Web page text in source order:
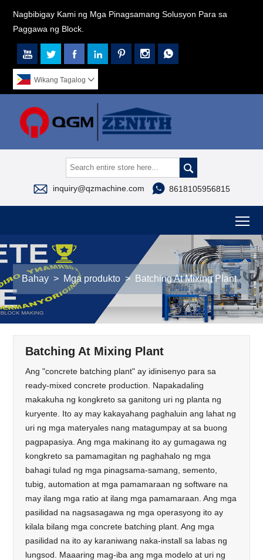
Nagbibigay Kami ng Mga Pinagsamang Solusyon Para sa
Paggawa ng Block.
      
Wikang Tagalog 

 inquiry@qzmachine.com  8618105956815
Bahay > Mga produkto > Batching At Mixing Plant
Batching At Mixing Plant
Ang "concrete batching plant" ay idinisenyo para sa
ready-mixed concrete production. Napakadaling
makakuha ng kongkreto sa ganitong uri ng planta ng
kuryente. Ito ay may kakayahang paghaluin ang lahat ng
uri ng mga materyales nang matagumpay at sa buong
pagpapasiya. Ang mga makinang ito ay gumagawa ng
kongkreto sa pamamagitan ng paghahalo ng mga
bahagi tulad ng mga pinagsama-samang, semento,
tubig, automation at mga pamamaraan ng software na
may ilang mga ratio at ilang mga pamamaraan. Ang mga
pasilidad na nagsasagawa ng mga operasyong ito ay
kilala bilang mga concrete batching plant. Ang mga
pasilidad na ito ay karaniwang naka-install sa labas ng
lungsod. Maaaring mag-iba ang mga modelo at uri ng